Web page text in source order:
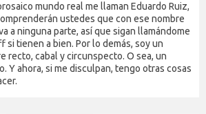
mundo real me llaman Eduardo Ruiz,
ustedes que con ese nombre
a ninguna parte, así que sigan llamándome
si tienen a bien. Por lo demás, soy un
recto, cabal y circunspecto. O sea, un
Y ahora, si me disculpan, tengo otras cosas